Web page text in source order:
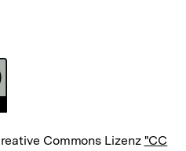
Commons Lizenz "CC